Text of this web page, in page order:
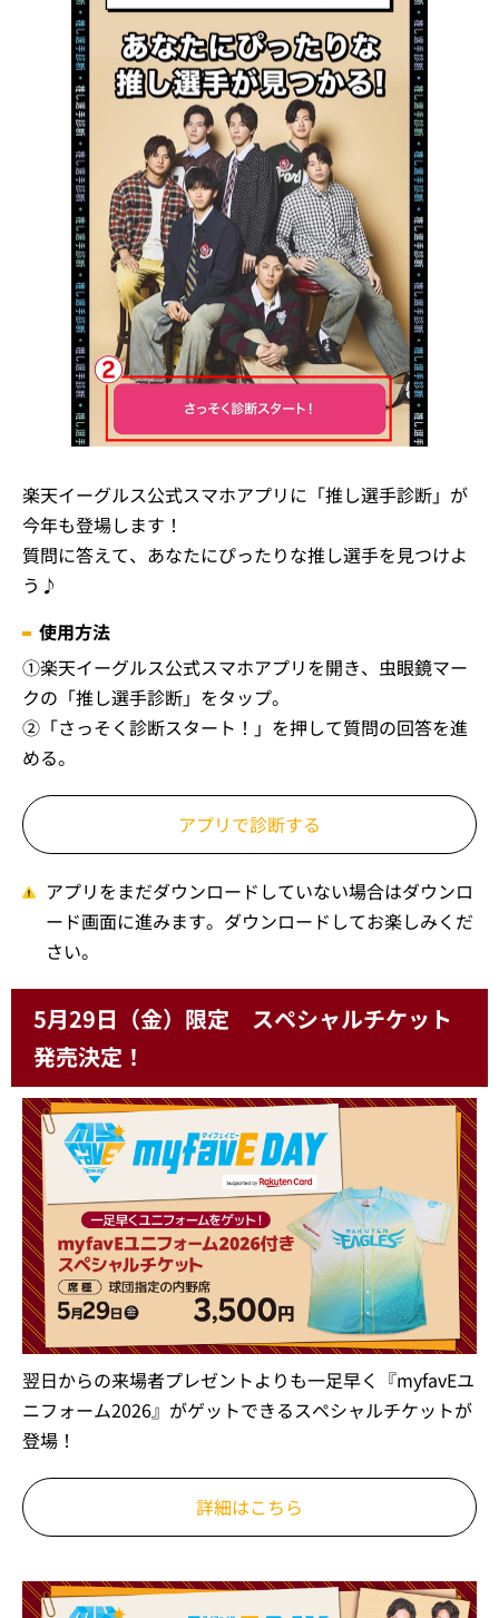
楽天イーグルス公式スマホアプリに「推し選手診断」が
今年も登場します！
質問に答えて、あなたにぴったりな推し選手を見つけよ
う♪
使用方法
①楽天イーグルス公式スマホアプリを開き、虫眼鏡マー
クの「推し選手診断」をタップ。
②「さっそく診断スタート！」を押して質問の回答を進
める。
アプリで診断する
アプリをまだダウンロードしていない場合はダウンロ
ード画面に進みます。ダウンロードしてお楽しみくだ
さい。
5月29日（金）限定 スペシャルチケット
発売決定！
翌日からの来場者プレゼントよりも一足早く『myfavEユ
ニフォーム2026』がゲットできるスペシャルチケットが
登場！
詳細はこちら